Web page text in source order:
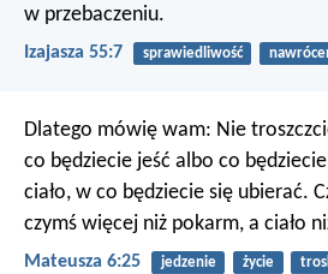
w przebaczeniu.
Izajasza 55:7 sprawiedliwość
Dlatego mówię wam: Nie
co będziecie jeść albo co
ciało, w co będziecie się ubierać.
czymś więcej niż pokarm, a ciało
Mateusza 6:25 jedzenie życie